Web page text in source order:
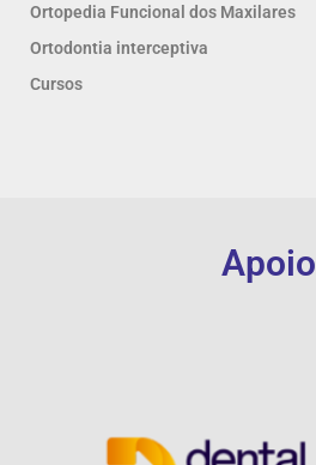
Ortopedia Funcional dos Maxilares
Ortodontia interceptiva
Cursos
Apoio